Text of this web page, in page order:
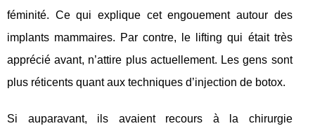
féminité. Ce qui explique cet engouement autour des
implants mammaires. Par contre, le lifting qui était très
apprécié avant, n’attire plus actuellement. Les gens sont
plus réticents quant aux techniques d’injection de botox.
Si auparavant, ils avaient recours à la chirurgie